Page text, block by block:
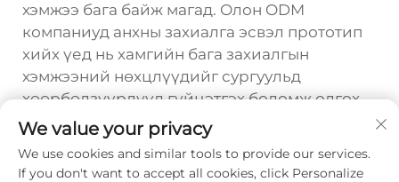
хэмжээ бага байж магад. Олон ODM
компаниуд анхны захиалга эсвэл прототип
хийх үед нь хамгийн бага захиалгын
хэмжээний нөхцлүүдийг сургуульд
хөөрбөлзүүрлүүд гүйцэтгэх боломж олгох
ба үйлдвэрлэлийн процессын
баталгаажилт дараагийн захиалгын
хамгийн бага хэмжээг бүүр багасгаж магад.
We value your privacy
We use cookies and similar tools to provide our services.
If you don't want to accept all cookies, click Personalize